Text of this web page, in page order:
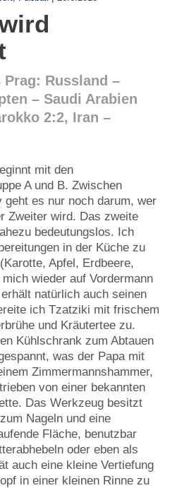
Russland –
– Saudi Arabien
2:2, Iran –
mit den
A und B. Zwischen
geht es nur noch darum, wer
Zweiter wird. Das zweite
bedeutungslos. Ich
in der Küche zu
Apfel, Erdbeere,
wieder auf Vordermann
natürlich auch seinen
ich Tzatziki mit frischem
und Kräutertee zu.
Kühlschrank zum Abtauen
was der Papa mit
Zimmermannshammer,
von einer bekannten
Das Werkzeug besitzt
Nageln und eine
Fläche, benutzbar
oder eben als
auch eine kleine Vertiefung
in einer kleinen Rinne zu